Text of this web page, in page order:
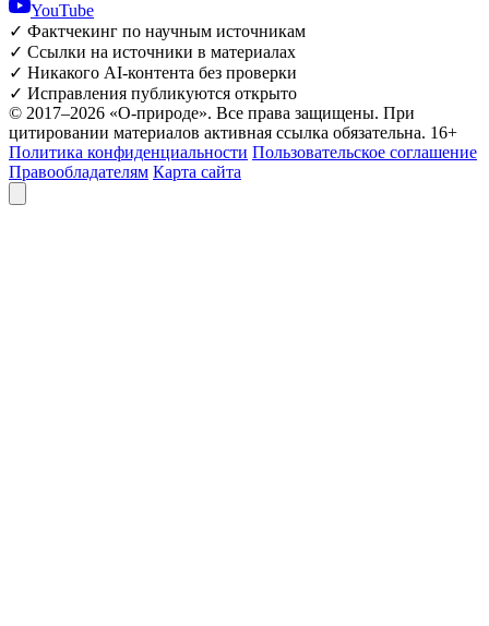
YouTube
✓ Фактчекинг по научным источникам
✓ Ссылки на источники в материалах
✓ Никакого AI-контента без проверки
✓ Исправления публикуются открыто
© 2017–2026 «О-природе». Все права защищены. При
цитировании материалов активная ссылка обязательна. 16+
Политика конфиденциальности Пользовательское соглашение
Правообладателям Карта сайта